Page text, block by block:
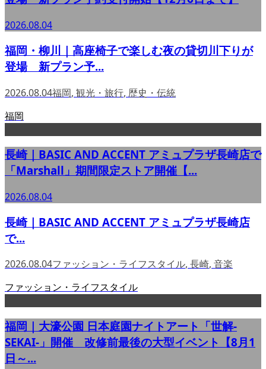
2026.08.04
福岡・柳川｜高座椅子で楽しむ夜の貸切川下りが
登場 新プラン予...
2026.08.04福岡, 観光・旅行, 歴史・伝統
福岡
長崎｜BASIC AND ACCENT アミュプラザ長崎店で
「Marshall」期間限定ストア開催【...
2026.08.04
長崎｜BASIC AND ACCENT アミュプラザ長崎店
で...
2026.08.04ファッション・ライフスタイル, 長崎, 音楽
ファッション・ライフスタイル
福岡｜大濠公園 日本庭園ナイトアート「世解-
SEKAI-」開催 改修前最後の大型イベント【8月1
日～...